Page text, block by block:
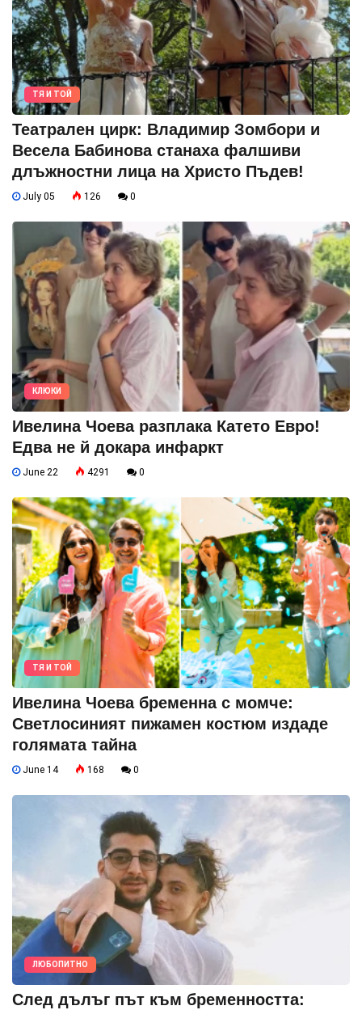
ТЯ И ТОЙ
Театрален цирк: Владимир Зомбори и
Весела Бабинова станаха фалшиви
длъжностни лица на Христо Пъдев!
July 05 126 0
КЛЮКИ
Ивелина Чоева разплака Катето Евро!
Едва не й докара инфаркт
June 22 4291 0
ТЯ И ТОЙ
Ивелина Чоева бременна с момче:
Светлосиният пижамен костюм издаде
голямата тайна
June 14 168 0
ЛЮБОПИТНО
След дълъг път към бременността: